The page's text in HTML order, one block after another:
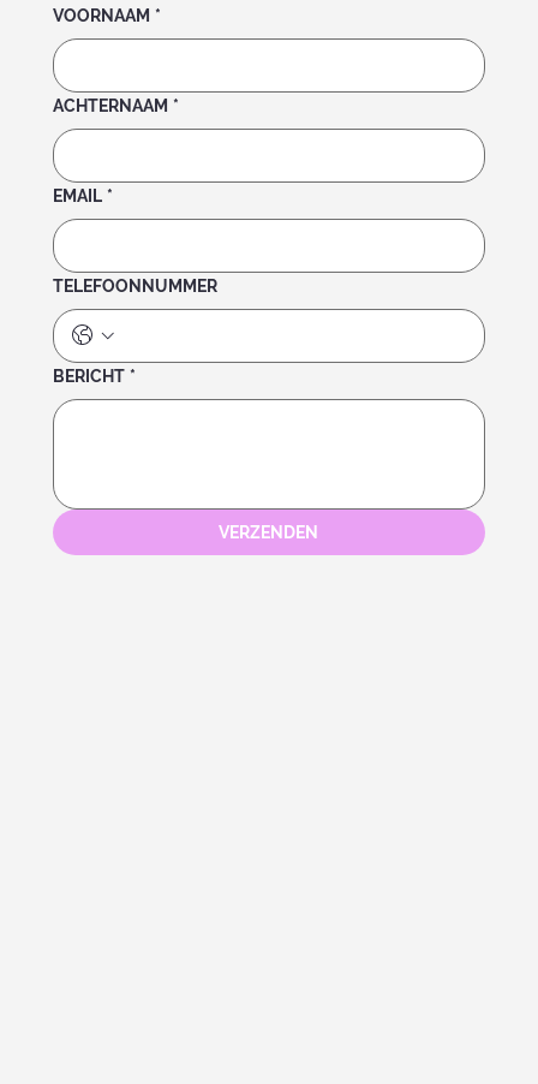
VOORNAAM *
ACHTERNAAM *
EMAIL *
TELEFOONNUMMER
BERICHT *
VERZENDEN